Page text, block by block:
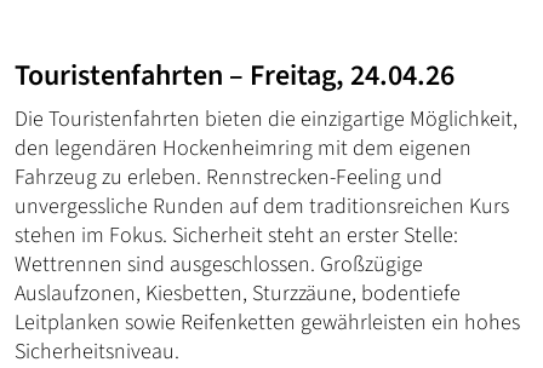
Touristenfahrten – Freitag, 24.04.26
Die Touristenfahrten bieten die einzigartige Möglichkeit,
den legendären Hockenheimring mit dem eigenen
Fahrzeug zu erleben. Rennstrecken-Feeling und
unvergessliche Runden auf dem traditionsreichen Kurs
stehen im Fokus. Sicherheit steht an erster Stelle:
Wettrennen sind ausgeschlossen. Großzügige
Auslaufzonen, Kiesbetten, Sturzzäune, bodentiefe
Leitplanken sowie Reifenketten gewährleisten ein hohes
Sicherheitsniveau.